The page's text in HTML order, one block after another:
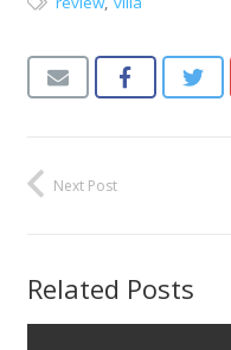
Next Post
Related Posts